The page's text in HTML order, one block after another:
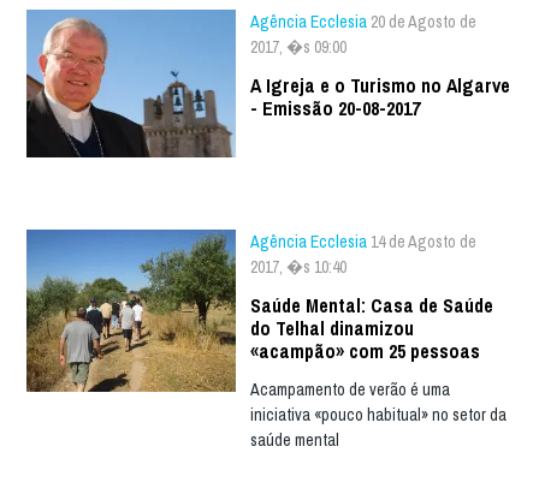
Agência Ecclesia 20 de Agosto de
2017, �s 09:00
A Igreja e o Turismo no Algarve
- Emissão 20-08-2017
Agência Ecclesia 14 de Agosto de
2017, �s 10:40
Saúde Mental: Casa de Saúde
do Telhal dinamizou
«acampão» com 25 pessoas
Acampamento de verão é uma
iniciativa «pouco habitual» no setor da
saúde mental